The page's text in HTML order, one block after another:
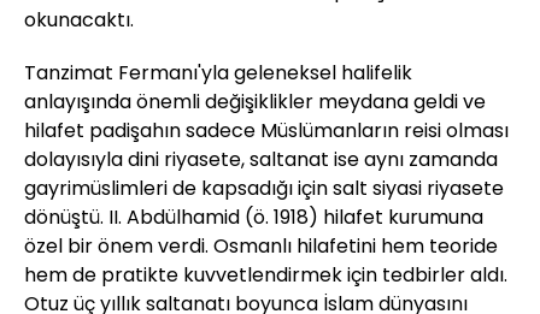
okunacaktı.
Tanzimat Fermanı'yla geleneksel halifelik
anlayışında önemli değişiklikler meydana geldi ve
hilafet padişahın sadece Müslümanların reisi olması
dolayısıyla dini riyasete, saltanat ise aynı zamanda
gayrimüslimleri de kapsadığı için salt siyasi riyasete
dönüştü. II. Abdülhamid (ö. 1918) hilafet kurumuna
özel bir önem verdi. Osmanlı hilafetini hem teoride
hem de pratikte kuvvetlendirmek için tedbirler aldı.
Otuz üç yıllık saltanatı boyunca İslam dünyasını